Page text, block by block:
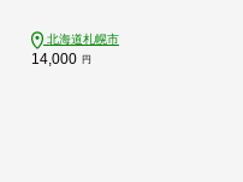
北海道札幌市
14,000 円